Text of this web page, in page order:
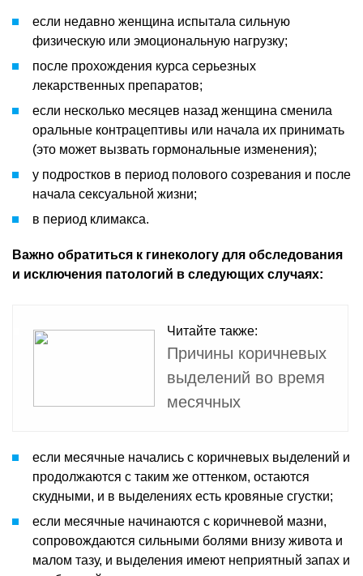
если недавно женщина испытала сильную
физическую или эмоциональную нагрузку;
после прохождения курса серьезных
лекарственных препаратов;
если несколько месяцев назад женщина сменила
оральные контрацептивы или начала их принимать
(это может вызвать гормональные изменения);
у подростков в период полового созревания и после
начала сексуальной жизни;
в период климакса.
Важно обратиться к гинекологу для обследования
и исключения патологий в следующих случаях:
Читайте также:
Причины коричневых
выделений во время
месячных
если месячные начались с коричневых выделений и
продолжаются с таким же оттенком, остаются
скудными, и в выделениях есть кровяные сгустки;
если месячные начинаются с коричневой мазни,
сопровождаются сильными болями внизу живота и
малом тазу, и выделения имеют неприятный запах и